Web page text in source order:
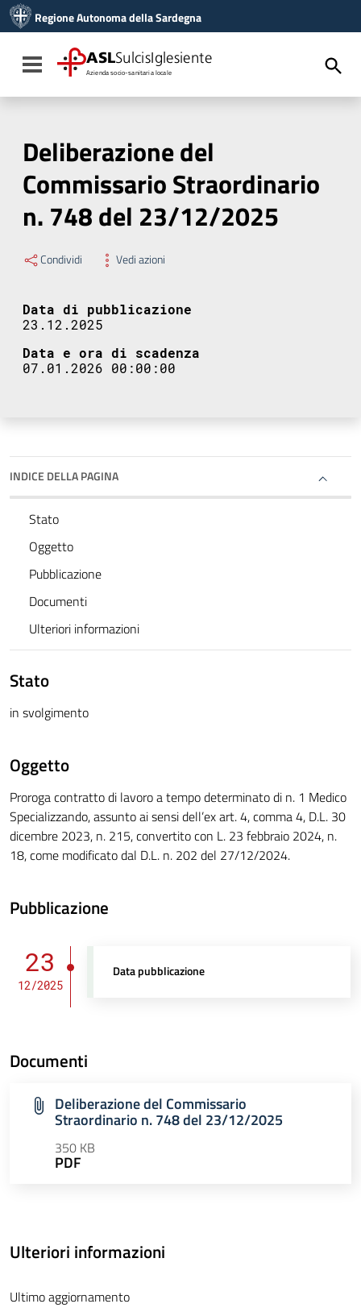
Vai al menu di navigazione
Vai al footer
Regione Autonoma della Sardegna
Toggle navigation
ASLSulcisIglesiente
Azienda socio-sanitaria locale
Deliberazione del
Commissario Straordinario
n. 748 del 23/12/2025
Condividi Vedi azioni
Data di pubblicazione
23.12.2025
Data e ora di scadenza
07.01.2026 00:00:00
INDICE DELLA PAGINA
Stato
Oggetto
Pubblicazione
Documenti
Ulteriori informazioni
Stato
in svolgimento
Oggetto
Proroga contratto di lavoro a tempo determinato di n. 1 Medico
Specializzando, assunto ai sensi dell’ex art. 4, comma 4, D.L. 30
dicembre 2023, n. 215, convertito con L. 23 febbraio 2024, n.
18, come modificato dal D.L. n. 202 del 27/12/2024.
Pubblicazione
23
12/2025
Data pubblicazione
Documenti
Deliberazione del Commissario
Straordinario n. 748 del 23/12/2025
350 KB
PDF
Ulteriori informazioni
Ultimo aggiornamento